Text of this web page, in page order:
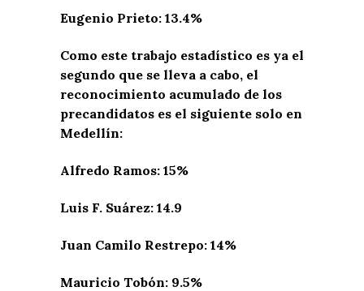
Eugenio Prieto: 13.4%
Como este trabajo estadístico es ya el
segundo que se lleva a cabo, el
reconocimiento acumulado de los
precandidatos es el siguiente solo en
Medellín:
Alfredo Ramos: 15%
Luis F. Suárez: 14.9
Juan Camilo Restrepo: 14%
Mauricio Tobón: 9.5%